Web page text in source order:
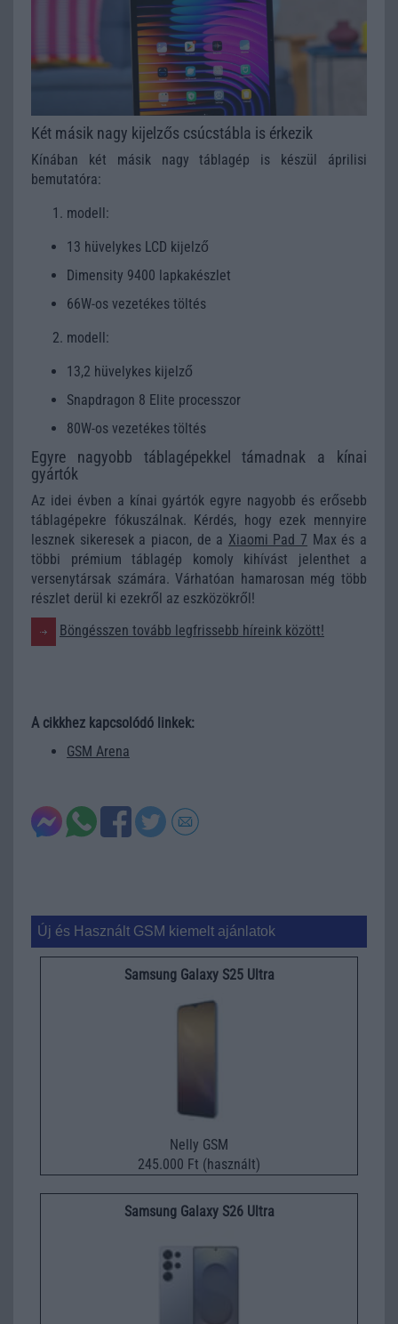
Két másik nagy kijelzős csúcstábla is érkezik
Kínában két másik nagy táblagép is készül áprilisi
bemutatóra:
modell:
13 hüvelykes LCD kijelző
Dimensity 9400 lapkakészlet
66W-os vezetékes töltés
modell:
13,2 hüvelykes kijelző
Snapdragon 8 Elite processzor
80W-os vezetékes töltés
Egyre nagyobb táblagépekkel támadnak a kínai
gyártók
Az idei évben a kínai gyártók egyre nagyobb és erősebb
táblagépekre fókuszálnak. Kérdés, hogy ezek mennyire
lesznek sikeresek a piacon, de a Xiaomi Pad 7 Max és a
többi prémium táblagép komoly kihívást jelenthet a
versenytársak számára. Várhatóan hamarosan még több
részlet derül ki ezekről az eszközökről!
Böngésszen tovább legfrissebb híreink között!
A cikkhez kapcsolódó linkek:
GSM Arena
Új és Használt GSM kiemelt ajánlatok
Samsung Galaxy S25 Ultra
Nelly GSM
245.000 Ft (használt)
Samsung Galaxy S26 Ultra